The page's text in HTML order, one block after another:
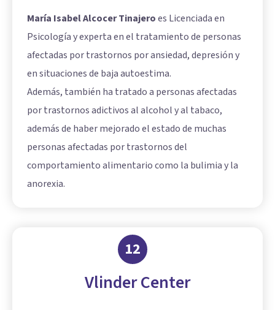
María Isabel Alcocer Tinajeroes Licenciada en
Psicología y experta en el tratamiento de personas
afectadas por trastornos por ansiedad, depresión y
en situaciones de baja autoestima.
Además, también ha tratado a personas afectadas
por trastornos adictivos al alcohol y al tabaco,
además de haber mejorado el estado de muchas
personas afectadas por trastornos del
comportamiento alimentario como la bulimia y la
anorexia.
12
Vlinder Center